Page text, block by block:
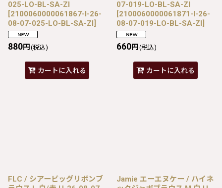
025-LO-BL-SA-ZI
[2100060000061867-I-26-
08-07-025-LO-BL-SA-ZI]
880円 (税込)
カートに入れる
07-019-LO-BL-SA-ZI
[2100060000061871-I-26-
08-07-019-LO-BL-SA-ZI]
660円 (税込)
カートに入れる
FLC / シアービッグリボンブ
Jamie エーエヌケー / ハイネ